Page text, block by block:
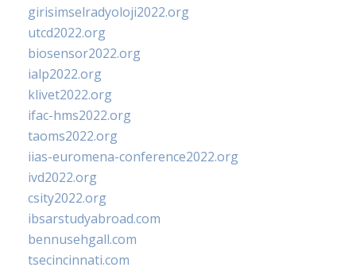
girisimselradyoloji2022.org
utcd2022.org
biosensor2022.org
ialp2022.org
klivet2022.org
ifac-hms2022.org
taoms2022.org
iias-euromena-conference2022.org
ivd2022.org
csity2022.org
ibsarstudyabroad.com
bennusehgall.com
tsecincinnati.com